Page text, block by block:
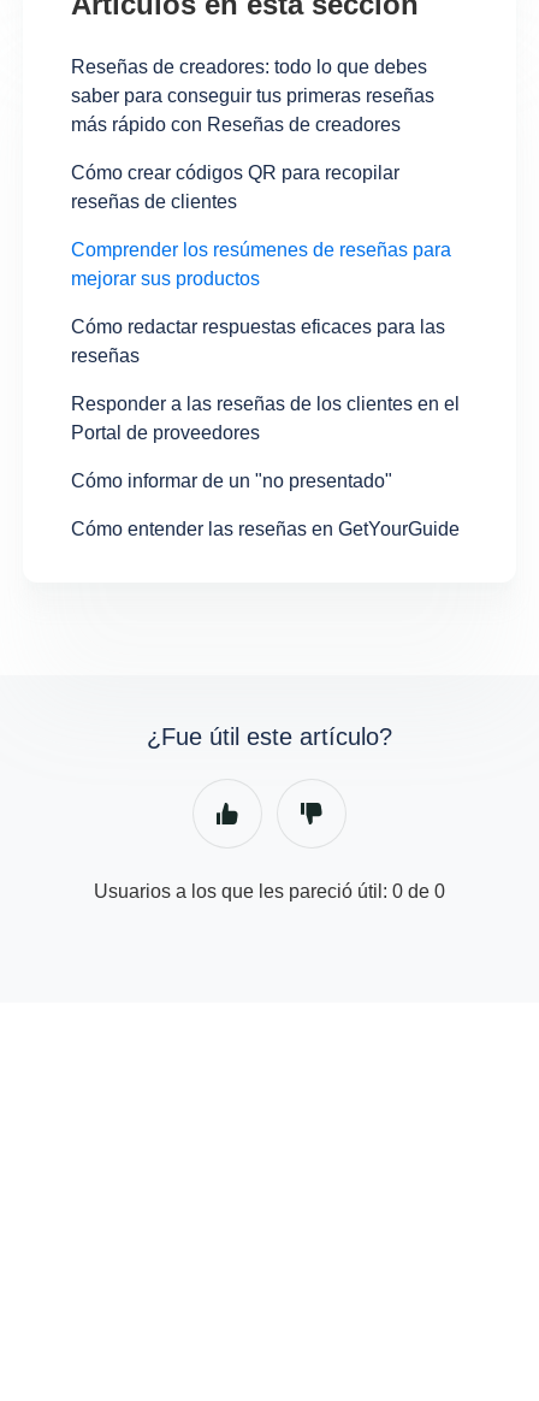
Reseñas de creadores: todo lo que debes
saber para conseguir tus primeras reseñas
más rápido con Reseñas de creadores
Cómo crear códigos QR para recopilar
reseñas de clientes
Comprender los resúmenes de reseñas para
mejorar sus productos
Cómo redactar respuestas eficaces para las
reseñas
Responder a las reseñas de los clientes en el
Portal de proveedores
Cómo informar de un "no presentado"
Cómo entender las reseñas en GetYourGuide
¿Fue útil este artículo?
Usuarios a los que les pareció útil: 0 de 0